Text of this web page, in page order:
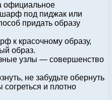
официальное
под пиджак или
придать образу
к красочному образу,
образ.
узлы — совершенство
не забудьте обернуть
и плотно